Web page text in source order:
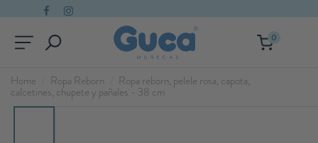
0
Home Ropa Reborn Ropa reborn, pelele rosa, capota,
calcetines, chupete y pañales - 38 cm